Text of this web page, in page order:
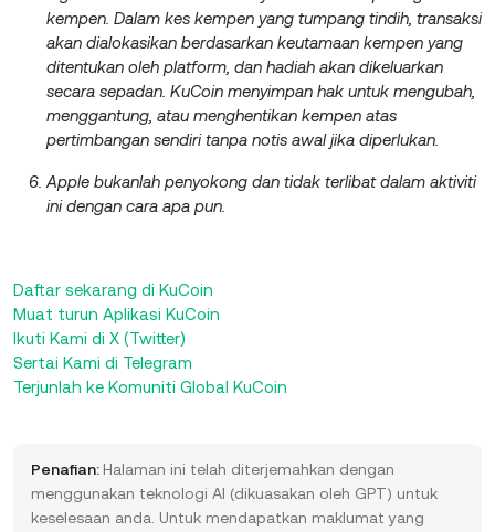
kempen. Dalam kes kempen yang tumpang tindih, transaksi
akan dialokasikan berdasarkan keutamaan kempen yang
ditentukan oleh platform, dan hadiah akan dikeluarkan
secara sepadan. KuCoin menyimpan hak untuk mengubah,
menggantung, atau menghentikan kempen atas
pertimbangan sendiri tanpa notis awal jika diperlukan.
Apple bukanlah penyokong dan tidak terlibat dalam aktiviti
ini dengan cara apa pun.
Daftar sekarang di KuCoin
Muat turun Aplikasi KuCoin
Ikuti Kami di X (Twitter)
Sertai Kami di Telegram
Terjunlah ke Komuniti Global KuCoin
Penafian: Halaman ini telah diterjemahkan dengan
menggunakan teknologi AI (dikuasakan oleh GPT) untuk
keselesaan anda. Untuk mendapatkan maklumat yang